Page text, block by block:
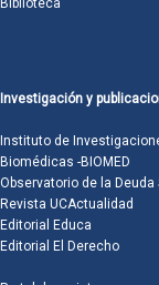
Investigación y
Instituto de
Biomédicas -BIOMED
Observatorio de la Deuda
Revista UCActualidad
Editorial Educa
Editorial El Derecho